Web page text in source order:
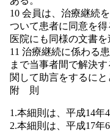
10 会員は、治療継続
ついて患者に同意を
医院にも同様の文書を
11 治療継続に係わる
まで当事者間で解決
関して助言をするにと
附 則
1.本細則は、平成14年
2.本細則は、平成17年